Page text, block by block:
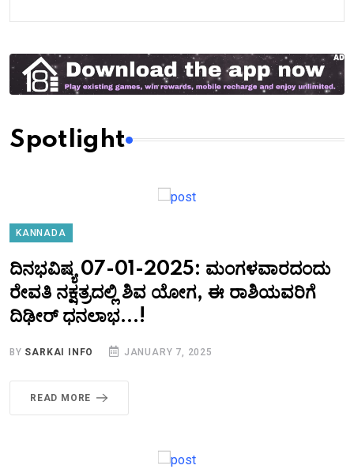
Spotlight
KANNADA
ದಿನಭವಿಷ್ಯ 07-01-2025: ಮಂಗಳವಾರದಂದು
ರೇವತಿ ನಕ್ಷತ್ರದಲ್ಲಿ ಶಿವ ಯೋಗ, ಈ ರಾಶಿಯವರಿಗೆ
ದಿಢೀರ್ ಧನಲಾಭ...!
BY SARKAI INFO JANUARY 7, 2025
READ MORE